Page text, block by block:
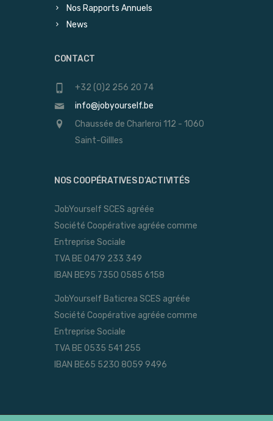
Nos Rapports Annuels
News
CONTACT
+32 (0)2 256 20 74
info@jobyourself.be
Chaussée de Charleroi 112 - 1060
Saint-Gillles
NOS COOPÉRATIVES D’ACTIVITÉS
JobYourself SCES agréée
Société Coopérative agréée comme
Entreprise Sociale
TVA BE 0479 233 349
IBAN BE95 7350 0585 6158
JobYourself Baticrea SCES agréée
Société Coopérative agréée comme
Entreprise Sociale
TVA BE 0535 541 255
IBAN BE65 5230 8059 9496